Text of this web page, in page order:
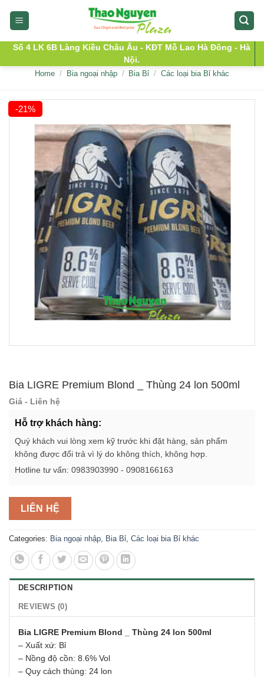
Số 4 LK 6B Làng Kiều Châu Âu - KĐT Mỗ Lao Hà Đông - Hà
Nội.
Home / Bia ngoại nhập / Bia Bỉ / Các loại bia Bỉ khác
-21%
Bia LIGRE Premium Blond _ Thùng 24 lon 500ml
Giá - Liên hệ
Hỗ trợ khách hàng:
Quý khách vui lòng xem kỹ trước khi đặt hàng, sản phẩm
không được đổi trả vì lý do không thích, không hợp.
Hotline tư vấn: 0983903990 - 0908166163
LIÊN HỆ
Categories: Bia ngoại nhập Bia Bỉ Các loại bia Bỉ khác
DESCRIPTION
REVIEWS (0)
Bia LIGRE Premium Blond _ Thùng 24 lon 500ml
– Xuất xứ: Bỉ
– Nồng độ cồn: 8.6% Vol
– Quy cách thùng: 24 lon